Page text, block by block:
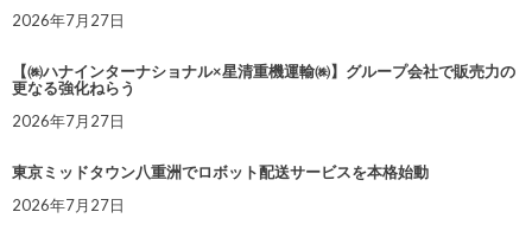
2026年7月27日
【㈱ハナインターナショナル×星清重機運輸㈱】グループ会社で販売力の
更なる強化ねらう
2026年7月27日
東京ミッドタウン八重洲でロボット配送サービスを本格始動
2026年7月27日